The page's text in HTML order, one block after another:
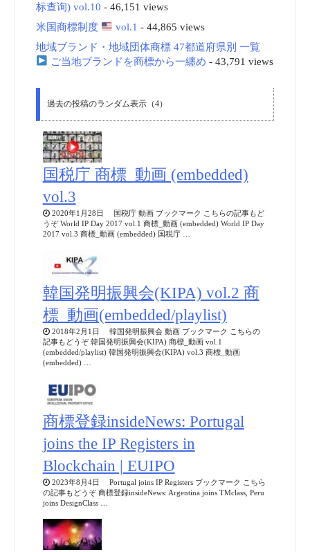
标查询) vol.10 - 46,151 views
米国商標制度
vol.1 - 44,865 views
地域ブランド・地域団体商標 47都道府県別 一覧
ご当地ブランドを商標から一纏め - 43,791 views
過去の投稿のランダム表示（4）
国税庁 商標_動画 (embedded)
vol.3
2020年1月28日 国税庁 動画 ブックマーク こちらの記事もど
うぞ World IP Day 2017 vol.1 商標_動画 (embedded) World IP Day
2017 vol.3 商標_動画 (embedded) 国税庁 …
韓国発明振興会(KIPA) vol.2 商
標_動画(embedded/playlist)
2018年2月1日 韓国発明振興会 動画 ブックマーク こちらの
記事もどうぞ 韓国発明振興会(KIPA) 商標_動画 vol.1
(embedded/playlist) 韓国発明振興会(KIPA) vol.3 商標_動画
(embedded) …
商標登録insideNews: Portugal
joins the IP Registers in
Blockchain | EUIPO
2023年8月4日 Portugal joins IP Registers ブックマーク こちら
の記事もどうぞ 商標登録insideNews: Argentina joins TMclass, Peru
joins DesignClass …